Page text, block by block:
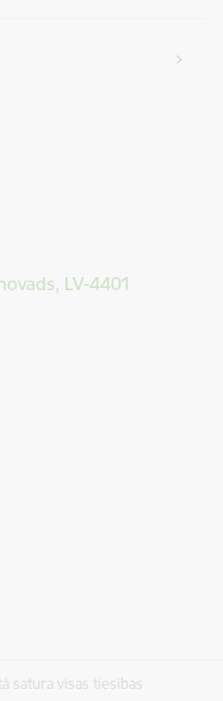
LV-4401
satura visas tiesības